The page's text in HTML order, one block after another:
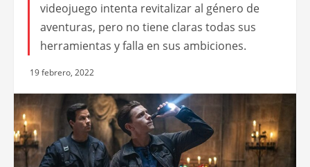
videojuego intenta revitalizar al género de
aventuras, pero no tiene claras todas sus
herramientas y falla en sus ambiciones.
19 febrero, 2022